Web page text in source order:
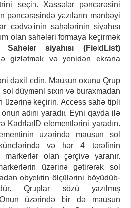
seçin. Xassələr pəncərəsini
pəncərəsində yazıların mənbəyi
cədvəlinin sahələrinin siyahısı
olan sahələri formaya keçirmək
Sahələr siyahısı (FieldList)
gizlətmək və yenidən ekrana
daxil edin. Mausun oxunu Qrup
düyməni sıxın və buraxmadan
üzərinə keçirin. Access sahə tipli
adını yaradır. Eyni qayda ilə
KadrlarID elementlərini yaradın.
uzərində mausun sol
və hər 4 tərəfinin
olan çərçivə yaranır.
üzərinə gətirərək sol
obyektin ölçülərini böyüdüb-
Qruplar sözü yazılmış
Onun üzərində bir də mausun